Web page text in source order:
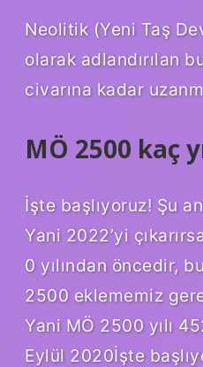
Neolitik (Yeni Taş
olarak adlandırılan
civarına kadar
MÖ 2500 kaç
İşte başlıyoruz! Şu
Yani 2022’yi
0 yılından öncedir,
2500 eklememiz
Yani MÖ 2500 yılı
Eylül 2020İşte